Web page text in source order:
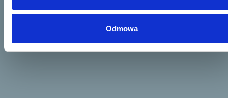
Odmowa